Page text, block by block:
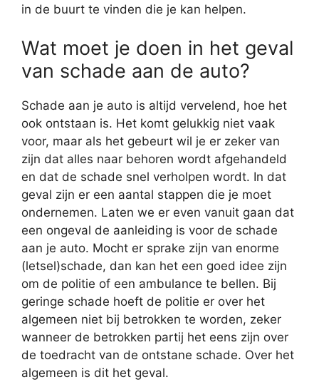
in de buurt te vinden die je kan helpen.
Wat moet je doen in het geval
van schade aan de auto?
Schade aan je auto is altijd vervelend, hoe het
ook ontstaan is. Het komt gelukkig niet vaak
voor, maar als het gebeurt wil je er zeker van
zijn dat alles naar behoren wordt afgehandeld
en dat de schade snel verholpen wordt. In dat
geval zijn er een aantal stappen die je moet
ondernemen. Laten we er even vanuit gaan dat
een ongeval de aanleiding is voor de schade
aan je auto. Mocht er sprake zijn van enorme
(letsel)schade, dan kan het een goed idee zijn
om de politie of een ambulance te bellen. Bij
geringe schade hoeft de politie er over het
algemeen niet bij betrokken te worden, zeker
wanneer de betrokken partij het eens zijn over
de toedracht van de ontstane schade. Over het
algemeen is dit het geval.